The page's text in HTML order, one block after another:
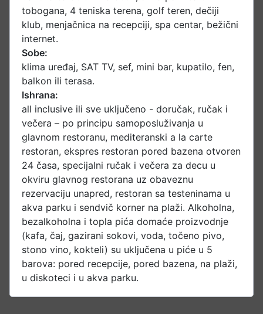
tobogana, 4 teniska terena, golf teren, dečiji
klub, menjačnica na recepciji, spa centar, bežični
internet.
Sobe:
klima uređaj, SAT TV, sef, mini bar, kupatilo, fen,
balkon ili terasa.
Ishrana:
all inclusive ili sve uključeno - doručak, ručak i
večera – po principu samoposluživanja u
glavnom restoranu, mediteranski a la carte
restoran, ekspres restoran pored bazena otvoren
24 časa, specijalni ručak i večera za decu u
okviru glavnog restorana uz obaveznu
rezervaciju unapred, restoran sa testeninama u
akva parku i sendvič korner na plaži. Alkoholna,
bezalkoholna i topla pića domaće proizvodnje
(kafa, čaj, gazirani sokovi, voda, točeno pivo,
stono vino, kokteli) su uključena u piće u 5
barova: pored recepcije, pored bazena, na plaži,
u diskoteci i u akva parku.